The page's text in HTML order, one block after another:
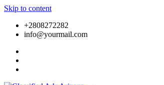
Skip to content
+2808272282
info@yourmail.com